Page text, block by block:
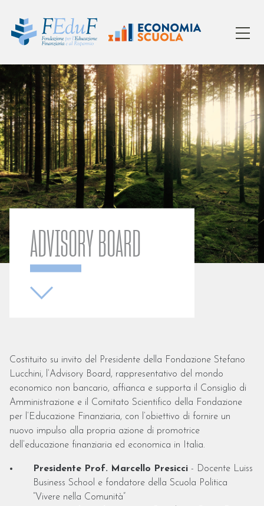
ADVISORY BOARD
Costituito su invito del Presidente della Fondazione Stefano
Lucchini, l’Advisory Board, rappresentativo del mondo
economico non bancario, affianca e supporta il Consiglio di
Amministrazione e il Comitato Scientifico della Fondazione
per l’Educazione Finanziaria, con l’obiettivo di fornire un
nuovo impulso alla propria azione di promotrice
dell’educazione finanziaria ed economica in Italia.
Presidente Prof. Marcello Presicci - Docente Luiss
Business School e fondatore della Scuola Politica
“Vivere nella Comunità”